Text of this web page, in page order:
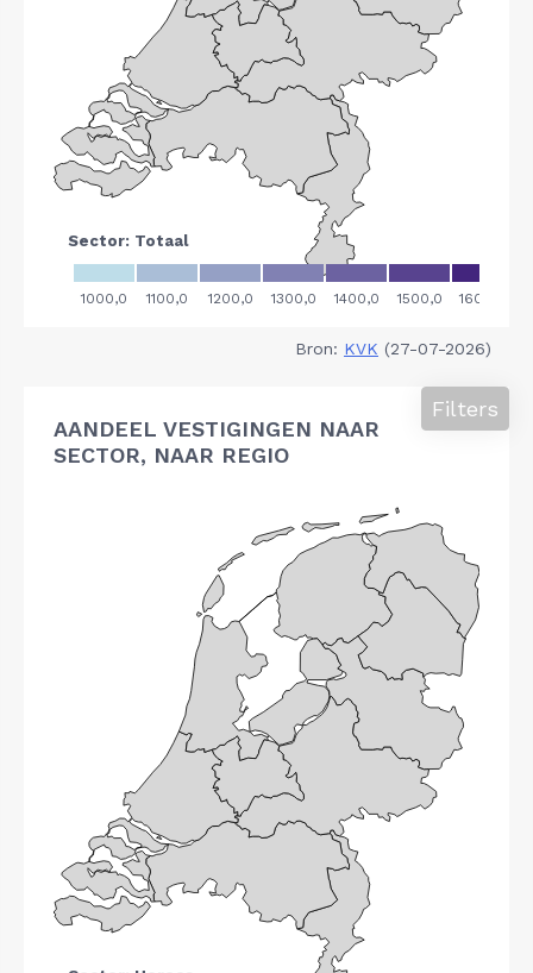
Bron: KVK (27-07-2026)
AANDEEL VESTIGINGEN NAAR
SECTOR, NAAR REGIO
Filters